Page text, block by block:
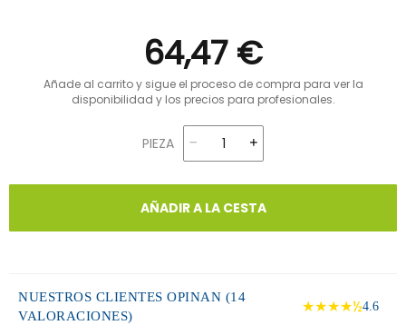
64,47 €
Añade al carrito y sigue el proceso de compra para ver la
disponibilidad y los precios para profesionales.
PIEZA
AÑADIR A LA CESTA
NUESTROS CLIENTES OPINAN (14
VALORACIONES)
★★★★½4.6